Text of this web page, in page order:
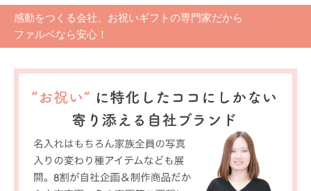
感動をつくる会社、お祝いギフトの専門家だから
ファルベなら安心！